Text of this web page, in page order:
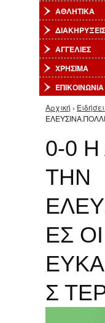
ΑΘΛΗΤΙΚΑ
ΑΓΓΕΛΙΕΣ
ΧΡΗΣΙΜΑ
ΕΠΙΚΟΙΝΩΝΙΑ
Είστε
Αρχική ›
0-0
ΤΗΝ
ΕΣ ΟΙ
Σ